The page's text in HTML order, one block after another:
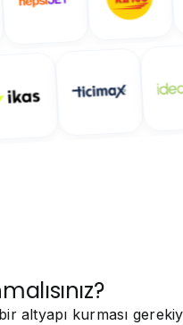
altyapı kurması